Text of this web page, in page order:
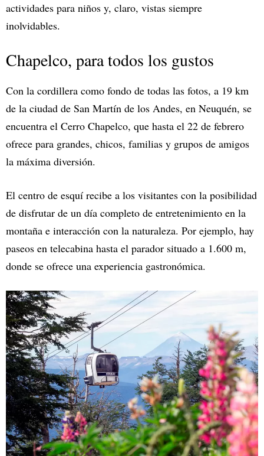
actividades para niños y, claro, vistas siempre
inolvidables.
Chapelco, para todos los gustos
Con la cordillera como fondo de todas las fotos, a 19 km
de la ciudad de San Martín de los Andes, en Neuquén, se
encuentra el Cerro Chapelco, que hasta el 22 de febrero
ofrece para grandes, chicos, familias y grupos de amigos
la máxima diversión.
El centro de esquí recibe a los visitantes con la posibilidad
de disfrutar de un día completo de entretenimiento en la
montaña e interacción con la naturaleza. Por ejemplo, hay
paseos en telecabina hasta el parador situado a 1.600 m,
donde se ofrece una experiencia gastronómica.